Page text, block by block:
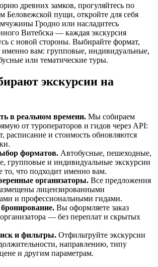
древних замков, прогуляйтесь по
Беловежской пущи, откройте для себя
Гродно или насладитесь
Витебска — каждая экскурсия
с новой стороны. Выбирайте формат,
именно вам: групповые, индивидуальные,
или тематические туры.
экскурсии на
в реальном времени. Мы собираем
от туроператоров и гидов через API:
расписание и стоимость обновляются
форматов. Автобусные, пешеходные,
групповые и индивидуальные экскурсии
то, что подходит именно вам.
организаторы. Все предложения
лицензированными
и профессиональными гидами.
Вы оформляете заказ
— без переплат и скрытых
и фильтры. Отфильтруйте экскурсии
направлению, типу
и другим параметрам.